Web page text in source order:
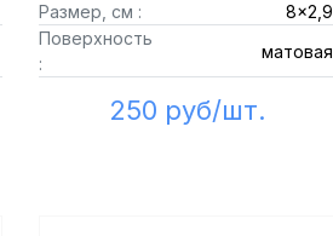
Размер, см :
8x2,9
Поверхность
:
матовая
250 руб/шт.